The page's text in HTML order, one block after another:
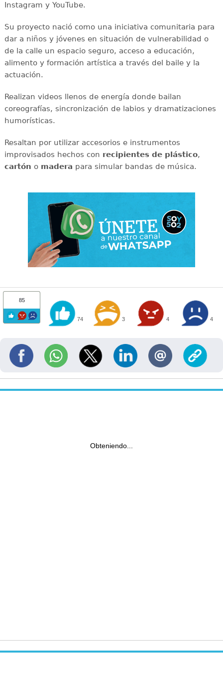
Instagram y YouTube.
Su proyecto nació como una iniciativa comunitaria para
dar a niños y jóvenes en situación de vulnerabilidad o
de la calle un espacio seguro, acceso a educación,
alimento y formación artística a través del baile y la
actuación.
Realizan videos llenos de energía donde bailan
coreografías, sincronización de labios y dramatizaciones
humorísticas.
Resaltan por utilizar accesorios e instrumentos
improvisados hechos con recipientes de plástico,
cartón o madera para simular bandas de música.
85
74 3 4 4
Obteniendo...